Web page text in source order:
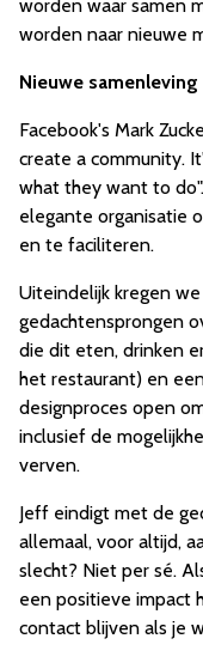
worden waar samen
worden naar nieuwe
Nieuwe samenleving
Facebook's Mark
create a community.
what they want to
elegante organisatie
en te faciliteren.
Uiteindelijk kregen
gedachtensprongen
die dit eten, drinken
het restaurant) en
designproces open
inclusief de
verven.
Jeff eindigt met de
allemaal, voor altijd,
slecht? Niet per sé.
een positieve impact
contact blijven als je